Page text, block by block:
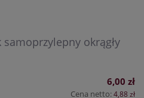
okrągły
6,00 zł
Cena netto:4,88 zł